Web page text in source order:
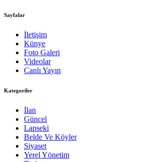
Sayfalar
İletişim
Künye
Foto Galeri
Videolar
Canlı Yayın
Kategoriler
İlan
Güncel
Lapseki
Belde Ve Köyler
Siyaset
Yerel Yönetim